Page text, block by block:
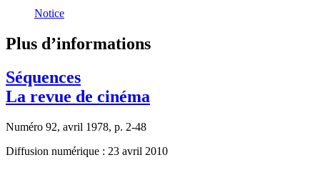
Notice
Plus d’informations
Séquences
La revue de cinéma
Numéro 92, avril 1978, p. 2-48
Diffusion numérique : 23 avril 2010